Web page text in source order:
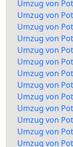
Umzug von
Umzug von
Umzug von
Umzug von
Umzug von
Umzug von
Umzug von
Umzug von
Umzug von
Umzug von
Umzug von
Umzug von
Umzug von